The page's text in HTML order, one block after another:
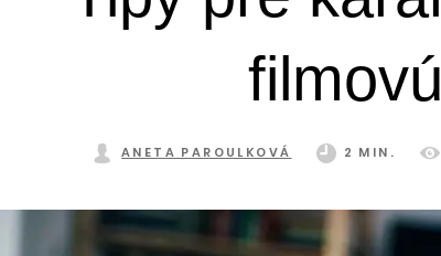
ANETA PAROULKOVÁ 2 MIN.